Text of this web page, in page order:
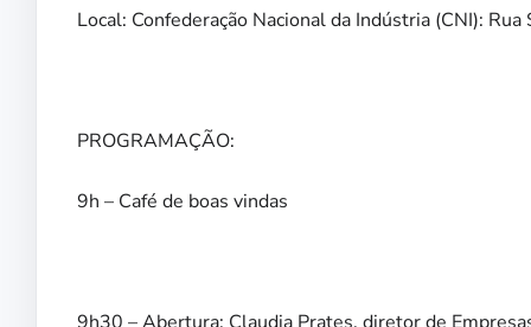
Local: Confederação Nacional da Indústria (CNI):
PROGRAMAÇÃO:
9h – Café de boas vindas